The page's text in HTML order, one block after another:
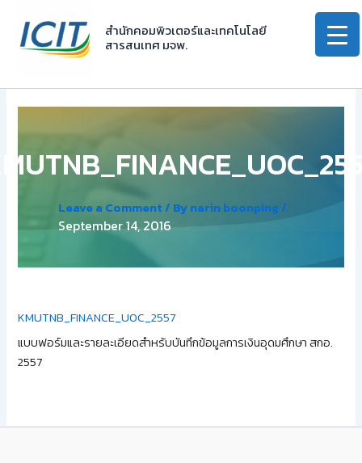
content
สำนักคอมพิวเตอร์และเทคโนโลยี
สารสนเทศ มจพ.
Leave a Comment / Bynarin boonping/
September 14, 2016
KMUTNB_FINANCE_UOC_2557
แบบฟอร์มและรายละเอียดสำหรับบันทึกข้อมูลการเงินอุดมศึกษา สกอ.
2557